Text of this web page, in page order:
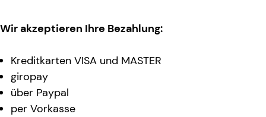
Wir akzeptieren Ihre Bezahlung:
Kreditkarten VISA und MASTER
giropay
über Paypal
per Vorkasse